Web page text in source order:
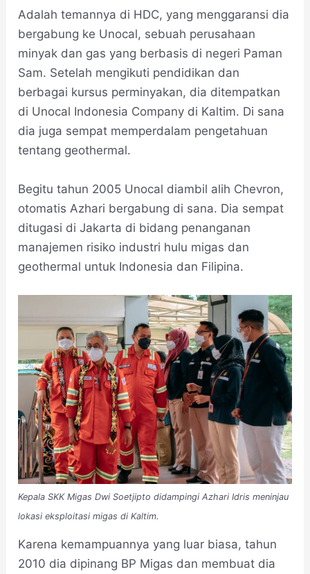
Adalah temannya di HDC, yang menggaransi dia
bergabung ke Unocal, sebuah perusahaan
minyak dan gas yang berbasis di negeri Paman
Sam. Setelah mengikuti pendidikan dan
berbagai kursus perminyakan, dia ditempatkan
di Unocal Indonesia Company di Kaltim. Di sana
dia juga sempat memperdalam pengetahuan
tentang geothermal.
Begitu tahun 2005 Unocal diambil alih Chevron,
otomatis Azhari bergabung di sana. Dia sempat
ditugasi di Jakarta di bidang penanganan
manajemen risiko industri hulu migas dan
geothermal untuk Indonesia dan Filipina.
Kepala SKK Migas Dwi Soetjipto didampingi Azhari Idris meninjau
lokasi eksploitasi migas di Kaltim.
Karena kemampuannya yang luar biasa, tahun
2010 dia dipinang BP Migas dan membuat dia